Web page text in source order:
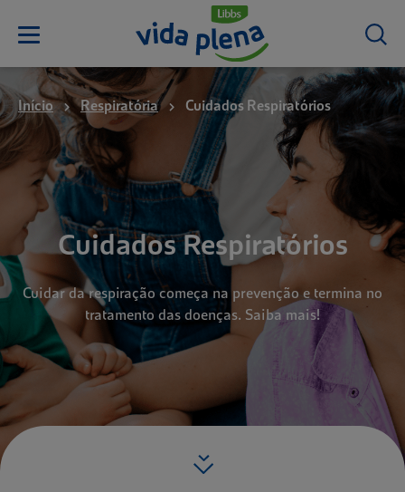
Início Respiratória Cuidados Respiratórios
Cuidados Respiratórios
Cuidar da respiração começa na prevenção e termina no
tratamento das doenças. Saiba mais!